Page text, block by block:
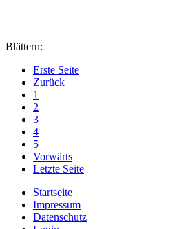
Blättern:
Erste Seite
Zurück
1
2
3
4
5
Vorwärts
Letzte Seite
Startseite
Impressum
Datenschutz